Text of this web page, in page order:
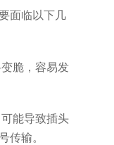
面临以下几
脆，容易发
能导致插头
传输。